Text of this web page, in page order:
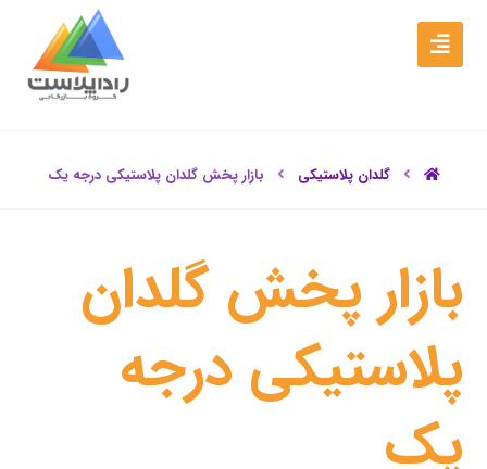
گلدان پلاستیکی بازار پخش گلدان پلاستیکی درجه یک
بازار پخش گلدان
پلاستیکی درجه
یک